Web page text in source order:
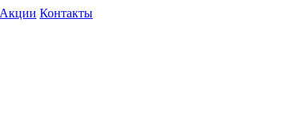
Акции Контакты